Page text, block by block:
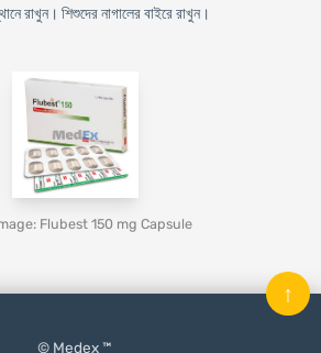
রাখুন। শিশুদের নাগালের বাইরে রাখুন।
Flubest 150 mg Capsule
© Medex ™
↑